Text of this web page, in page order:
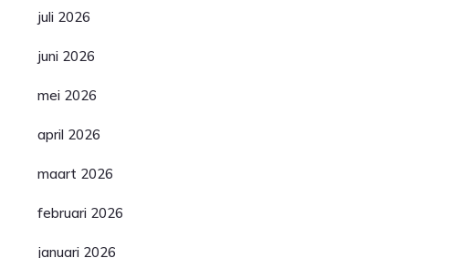
juli 2026
juni 2026
mei 2026
april 2026
maart 2026
februari 2026
januari 2026